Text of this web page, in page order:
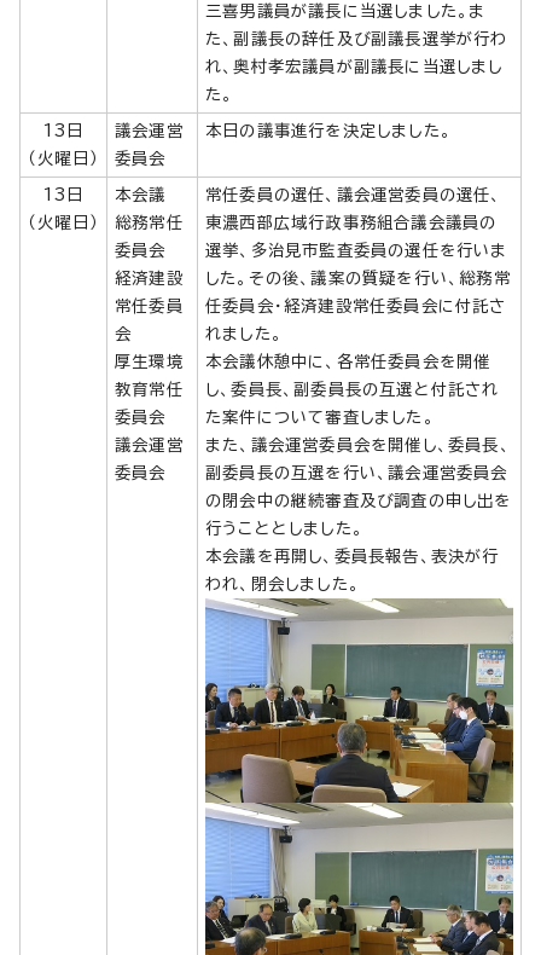
三喜男議員が議長に当選しました。ま
た、副議長の辞任及び副議長選挙が行わ
れ、奥村孝宏議員が副議長に当選しまし
た。
13日
（火曜日）
議会運営
委員会
本日の議事進行を決定しました。
13日
（火曜日）
本会議
総務常任
委員会
経済建設
常任委員
会
厚生環境
教育常任
委員会
議会運営
委員会
常任委員の選任、議会運営委員の選任、
東濃西部広域行政事務組合議会議員の
選挙、多治見市監査委員の選任を行いま
した。その後、議案の質疑を行い、総務常
任委員会・経済建設常任委員会に付託さ
れました。
本会議休憩中に、各常任委員会を開催
し、委員長、副委員長の互選と付託され
た案件について審査しました。
また、議会運営委員会を開催し、委員長、
副委員長の互選を行い、議会運営委員会
の閉会中の継続審査及び調査の申し出を
行うこととしました。
本会議を再開し、委員長報告、表決が行
われ、閉会しました。